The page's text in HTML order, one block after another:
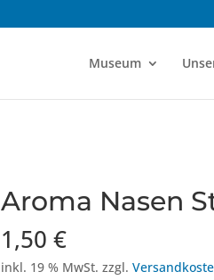
Museum
Aroma Nasen
1,50 €
inkl. 19 % MwSt. zzgl.